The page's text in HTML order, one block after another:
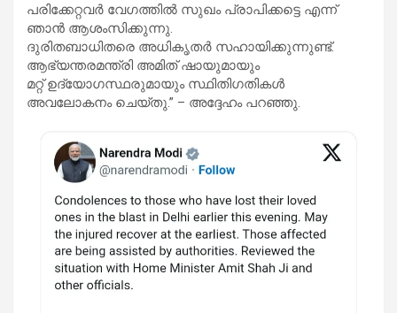
പരിക്കേറ്റവർ വേഗത്തിൽ സുഖം പ്രാപിക്കട്ടെ എന്ന്
ഞാൻ ആശംസിക്കുന്നു.
ദുരിതബാധിതരെ അധികൃതർ സഹായിക്കുന്നുണ്ട്.
ആഭ്യന്തരമന്ത്രി അമിത് ഷായുമായും
മറ്റ് ഉദ്യോഗസ്ഥരുമായും സ്ഥിതിഗതികൾ
അവലോകനം ചെയ്തു.” – അദ്ദേഹം പറഞ്ഞു.